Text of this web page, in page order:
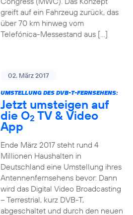
greift auf ein Fahrzeug zurück, das
über 70 km hinweg vom
Telefónica-Messestand aus […]
02. März 2017
UMSTELLUNG DES DVB-T-FERNSEHENS:
Jetzt umsteigen auf
die O2 TV & Video
App
Ende März 2017 steht rund 4
Millionen Haushalten in
Deutschland eine Umstellung ihres
Antennenfernsehens bevor: Dann
wird das Digital Video Broadcasting
– Terrestrial, kurz DVB-T,
abgeschaltet und durch den neuen